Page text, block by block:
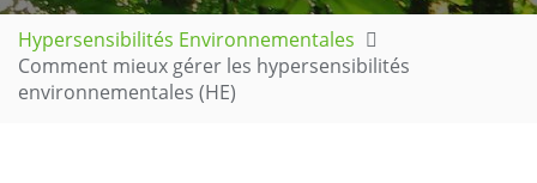
Hypersensibilités Environnementales
Comment mieux gérer les hypersensibilités
environnementales (HE)